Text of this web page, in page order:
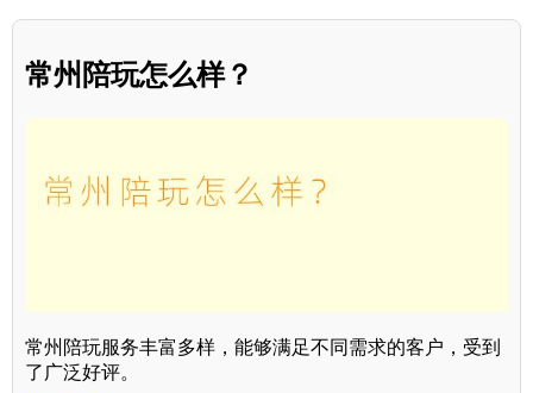
常州陪玩怎么样？
常州陪玩服务丰富多样，能够满足不同需求的客户，受到
了广泛好评。